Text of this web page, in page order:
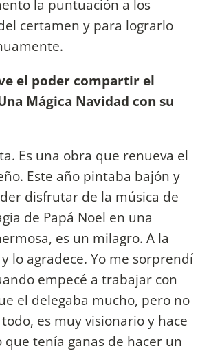
la puntuación a los
certamen y para lograrlo
el poder compartir el
Mágica Navidad con su
Es una obra que renueva el
Este año pintaba bajón y
disfrutar de la música de
de Papá Noel en una
es un milagro. A la
lo agradece. Yo me sorprendí
empecé a trabajar con
el delegaba mucho, pero no
es muy visionario y hace
tenía ganas de hacer un